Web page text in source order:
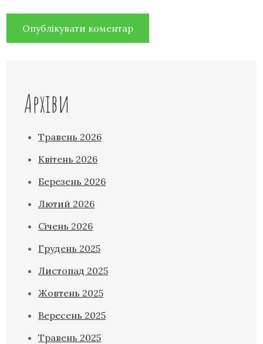
Архіви
Травень 2026
Квітень 2026
Березень 2026
Лютий 2026
Січень 2026
Грудень 2025
Листопад 2025
Жовтень 2025
Вересень 2025
Травень 2025